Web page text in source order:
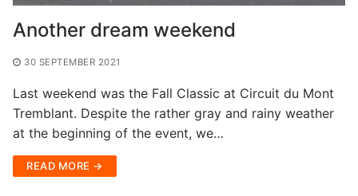
Another dream weekend
30 SEPTEMBER 2021
Last weekend was the Fall Classic at Circuit du Mont
Tremblant. Despite the rather gray and rainy weather
at the beginning of the event, we…
READ MORE →